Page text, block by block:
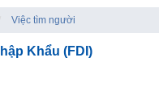
Việc tìm người
Khẩu (FDI)